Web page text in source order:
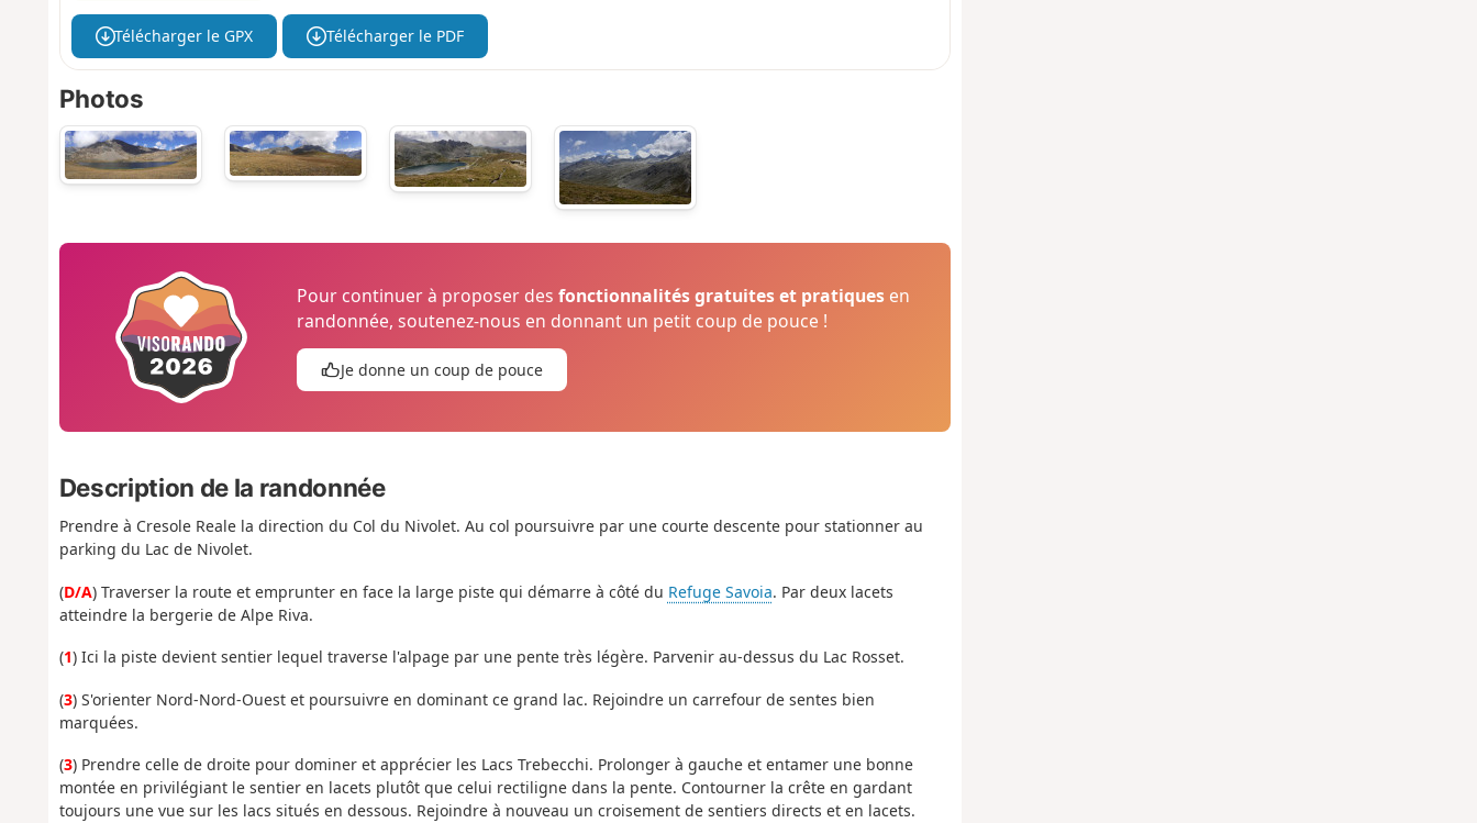
Télécharger le GPX Télécharger le PDF
Photos
Pour continuer à proposer desfonctionnalités gratuites et pratiques en
randonnée, soutenez-nous en donnant un petit coup de pouce !
Je donne un coup de pouce
Description de la randonnée
Prendre à Cresole Reale la direction du Col du Nivolet. Au col poursuivre par une courte descente pour stationner au
parking du Lac de Nivolet.
(D/A) Traverser la route et emprunter en face la large piste qui démarre à côté du Refuge Savoia. Par deux lacets
atteindre la bergerie de Alpe Riva.
(1) Ici la piste devient sentier lequel traverse l'alpage par une pente très légère. Parvenir au-dessus du Lac Rosset.
(3) S'orienter Nord-Nord-Ouest et poursuivre en dominant ce grand lac. Rejoindre un carrefour de sentes bien
marquées.
(3) Prendre celle de droite pour dominer et apprécier les Lacs Trebecchi. Prolonger à gauche et entamer une bonne
montée en privilégiant le sentier en lacets plutôt que celui rectiligne dans la pente. Contourner la crête en gardant
toujours une vue sur les lacs situés en dessous. Rejoindre à nouveau un croisement de sentiers directs et en lacets.